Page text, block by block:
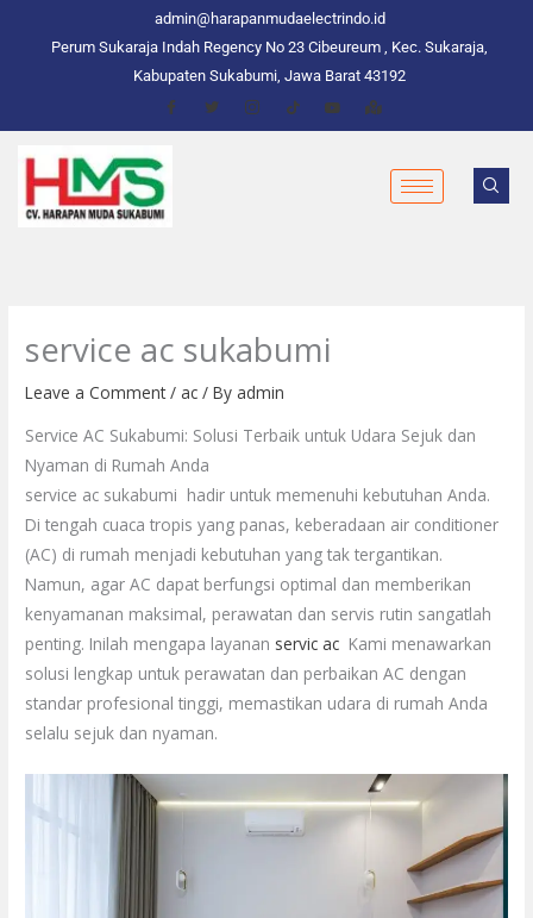
admin@harapanmudaelectrindo.id
Perum Sukaraja Indah Regency No 23 Cibeureum , Kec. Sukaraja,
Kabupaten Sukabumi, Jawa Barat 43192
service ac sukabumi
Leave a Comment / ac / By admin
Service AC Sukabumi: Solusi Terbaik untuk Udara Sejuk dan
Nyaman di Rumah Anda
service ac sukabumi hadir untuk memenuhi kebutuhan Anda.
Di tengah cuaca tropis yang panas, keberadaan air conditioner
(AC) di rumah menjadi kebutuhan yang tak tergantikan.
Namun, agar AC dapat berfungsi optimal dan memberikan
kenyamanan maksimal, perawatan dan servis rutin sangatlah
penting. Inilah mengapa layanan servic ac Kami menawarkan
solusi lengkap untuk perawatan dan perbaikan AC dengan
standar profesional tinggi, memastikan udara di rumah Anda
selalu sejuk dan nyaman.